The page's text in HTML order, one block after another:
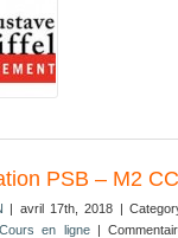
PSB – M2
| avril 17th, 2018 |
en ligne|